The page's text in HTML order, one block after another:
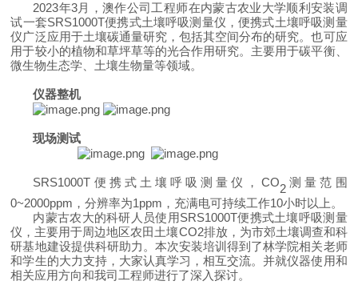
2023年3月，澳作公司工程师在内蒙古农业大学顺利安装调
试一套SRS1000T便携式土壤呼吸测量仪，便携式土壤呼吸测量
仪广泛应用于土壤碳通量研究，包括其空间分布的研究。也可应
用于较小的植物和草坪草等的光合作用研究。主要用于碳平衡、
微生物生态学、土壤生物量等领域。
仪器整机
现场测试
SRS1000T 便携式土壤呼吸测量仪，CO2 测量范围
0~2000ppm ，分辨率为1ppm ，充满电可持续工作10小时以上 。
内蒙古农大的科研人员使用SRS1000T便携式土壤呼吸测量
仪，主要用于周边地区农田土壤CO2排放，为市郊土壤调查和科
研基地建设提供科研助力。本次安装培训得到了林学院相关老师
和学生的大力支持，大家认真学习，相互交流。并就仪器使用和
相关应用方向和我司工程师进行了深入探讨。